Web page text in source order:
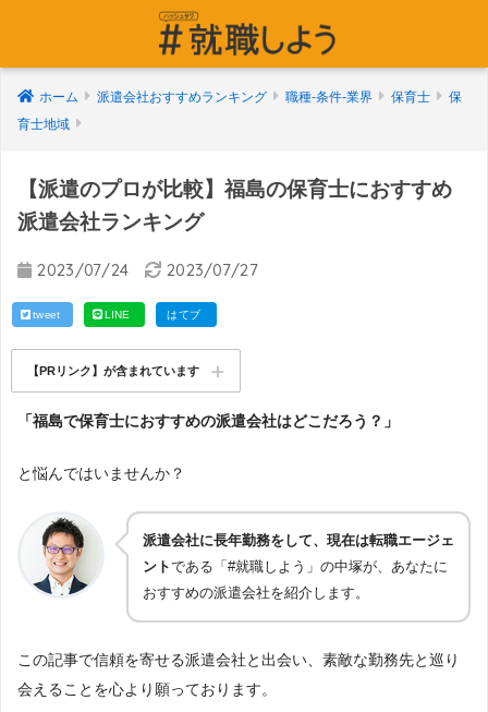
ホーム 派遣会社おすすめランキング 職種-条件-業界 保育士
保
育士地域
【派遣のプロが比較】福島の保育士におすすめ
派遣会社ランキング
2023/07/24 2023/07/27
tweet LINE はてブ
【PRリンク】が含まれています
「福島で保育士におすすめの派遣会社はどこだろう？」
と悩んではいませんか？
派遣会社に長年勤務をして、現在は転職エージェ
ントである「#就職しよう」の中塚が、あなたに
おすすめの派遣会社を紹介します。
この記事で信頼を寄せる派遣会社と出会い、素敵な勤務先と巡り
会えることを心より願っております。